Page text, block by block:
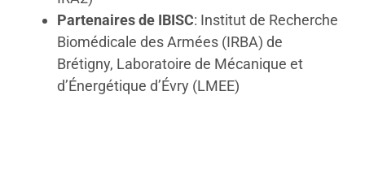
Partenaires de IBISC: Institut de Recherche
Biomédicale des Armées (IRBA) de
Brétigny, Laboratoire de Mécanique et
d’Énergétique d’Évry (LMEE)